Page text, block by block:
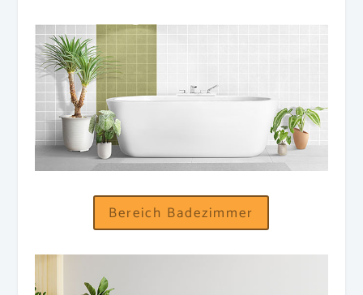
Bereich Badezimmer